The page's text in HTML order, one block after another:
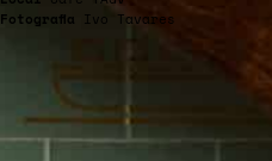
Fotografia Ivo Tavares